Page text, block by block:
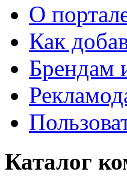
О
Как
Брендам
Каталог